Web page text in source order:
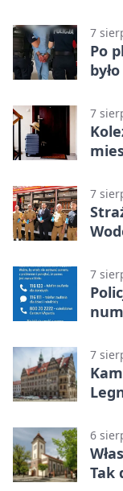
7
Po
7
7
7
7
6
Tak